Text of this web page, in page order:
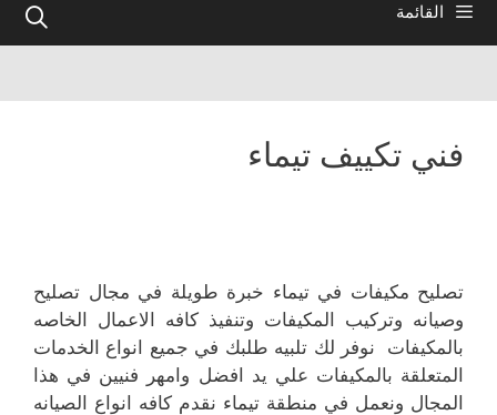
القائمة
فني تكييف تيماء
تصليح مكيفات في تيماء خبرة طويلة في مجال تصليح
وصيانه وتركيب المكيفات وتنفيذ كافه الاعمال الخاصه
بالمكيفات نوفر لك تلبيه طلبك في جميع انواع الخدمات
المتعلقة بالمكيفات علي يد افضل وامهر فنيين في هذا
المجال ونعمل في منطقة تيماء نقدم كافه انواع الصيانه